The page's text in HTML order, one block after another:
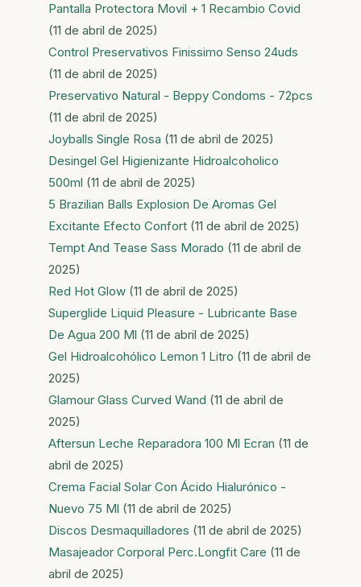
Pantalla Protectora Movil + 1 Recambio Covid
(11 de abril de 2025)
Control Preservativos Finissimo Senso 24uds
(11 de abril de 2025)
Preservativo Natural - Beppy Condoms - 72pcs
(11 de abril de 2025)
Joyballs Single Rosa (11 de abril de 2025)
Desingel Gel Higienizante Hidroalcoholico
500ml (11 de abril de 2025)
5 Brazilian Balls Explosion De Aromas Gel
Excitante Efecto Confort (11 de abril de 2025)
Tempt And Tease Sass Morado (11 de abril de
2025)
Red Hot Glow (11 de abril de 2025)
Superglide Liquid Pleasure - Lubricante Base
De Agua 200 Ml (11 de abril de 2025)
Gel Hidroalcohólico Lemon 1 Litro (11 de abril de
2025)
Glamour Glass Curved Wand (11 de abril de
2025)
Aftersun Leche Reparadora 100 Ml Ecran (11 de
abril de 2025)
Crema Facial Solar Con Ácido Hialurónico -
Nuevo 75 Ml (11 de abril de 2025)
Discos Desmaquilladores (11 de abril de 2025)
Masajeador Corporal Perc.Longfit Care (11 de
abril de 2025)